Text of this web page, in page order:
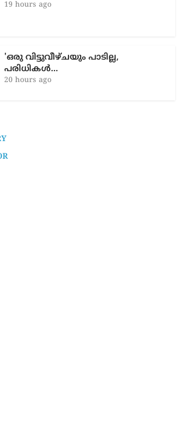
19 hours ago
'ഒരു വിട്ടുവീഴ്ചയും പാടില്ല,
പരിധികൾ…
20 hours ago